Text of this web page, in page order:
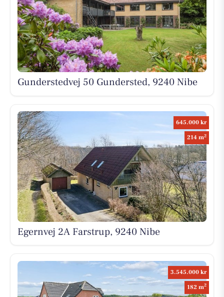
Gunderstedvej 50 Gundersted, 9240 Nibe
645.000 kr
214 m2
Egernvej 2A Farstrup, 9240 Nibe
3.545.000 kr
182 m2